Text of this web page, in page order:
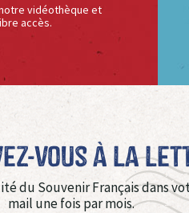
vidéothèque et
accès.
vous à La
du Souvenir Français dans
mail une fois par mois.